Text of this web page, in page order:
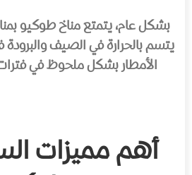
بشكل عام، يتمتع مناخ طوكيو
يتسم بالحرارة في الصيف
الأمطار بشكل ملحوظ في
أهم مميزات